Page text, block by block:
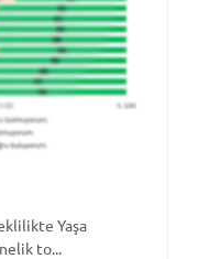
Yaşa
to...